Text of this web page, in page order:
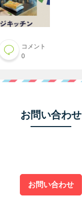
コメント
0
お問い合わせ
お問い合わせ